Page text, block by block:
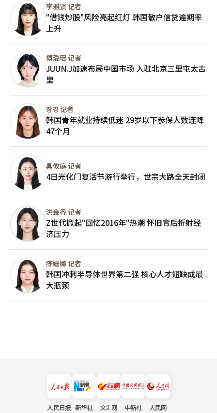
辱。韩国法院过去也曾多次认定，在特定语境下使用“鳐鱼”属于
侮辱性表达。 值得警惕的是，当这些原本具有强烈攻击性的词汇
进入校园后，它们的政治含义正在被不断淡化，而娱乐属性却不断
增强。 不少韩国学生坦言，他们使用这些词并非出于明确的政治
立场，也没有意识到其背后的歧视含义，只是因为“网上都这么
说”“玩梗而已”。 也正因如此，韩国教育界担忧的焦点，并非
学生主动传播仇恨，而是仇恨表达正在经历一种更隐蔽的转变，被
包装成娱乐、幽默和网络文化，逐渐演变为一种日常交流方式。
心理学研究普遍认为，青少年时期正是价值观和社会认知形成的关
键阶段。当带有攻击性的表达长期以“玩梗”“搞笑”“跟风”的
形式不断重复时，个体对其中歧视、偏见甚至暴力意味的敏感度会
逐渐下降，最终形成稳定的语言习惯。 对于教师而言，这也是最
令人担忧的地方。多位韩国教师表示，如今连小学低年级学生也开
始频繁使用这些网络词汇，而小学阶段形成的语言习惯，很可能一
直延续到中学乃至成年。当学生从未真正理解这些表达为何具有伤
生态。 近年来，YouTube、短视频平台以及匿名网络社区已成为
韩国青少年获取信息的重要渠道。为了争夺流量，不少内容创作者
不断制造更加夸张、更具冲击力的政治观点和网络梗，而算法推荐
机制又进一步放大了这些内容的传播范围。 对于尚未形成成熟判
断能力的未成年人而言，他们往往难以区分政治讽刺、网络亚文化
和恶意攻击之间的界限，而更容易将这些表达视为网络流行文化的
一部分进行模仿和复制。 一项针对教师开展的调查显示，在影响
学生使用歧视和仇恨表达的因素中，“网络社区影响”位居首位，
其后依次为同伴影响、媒体传播以及社会环境。这意味着，互联网
同样发现，TikTok、YouTube、Discord等平台不断将网络亚文化
带入校园。极端政治表达、性别对立、种族偏见乃至阴谋论，都可
能借助短视频、Meme（网络梗）等形式，以娱乐包装的方式进入
青少年的日常生活。 面对这一趋势，韩国教育界普遍认为，学校
正在陷入一种新的治理困境。 不少教师坦言，即便发现学生使用
权和课堂管理权，让教师能够依法开展价值观教育和纪律教育，也
有教育组织认为，更重要的是加强公民教育、历史教育以及媒体素
养教育，提高青少年辨别信息、理解公共议题和尊重多元价值的能
元。 政府同时还在研究统一补贴支付方式，将目前不同形式的补
贴全部改为现金发放，这将取消使用范围限制，进一步提高育儿家
庭资金使用的灵活性。 按照现行补贴标准计算，今年在首都圈地
区出生的头胎婴儿在满13周岁以前累计可获得3650万韩元的政府
补贴。 若今后对制度进行整合，而补贴金额和发放时间保持不
变，新的统一补贴有望大致采用以下方式发放：出生时一次性领取
200万至300万韩元，0岁期间每月领取110万韩元，1岁期间每月
领取60万韩元，此后至满13周岁，每月继续领取10万韩元。 不过
有意见认为，若仅更改补贴名称而不调整发放结构，民众实际体感
政策效果可能有限。因此，相关部门还在讨论是否将部分补贴提前
放方式。 政府强调，即使最终完成整合，补贴总金额不会低于现
行标准。由于“初次见面券”依据《低生育与老龄社会基本法》实
施，而父母补贴和儿童补贴则依据《儿童补贴法》，因此若实施统
一制度，还需要同步修改相关法律及预算体系。
李雅贤 记者
"借钱炒股"风险亮起红灯 韩国散户信贷逾期率
上升
傅璐瑶 记者
JUUN.J加速布局中国市场 入驻北京三里屯太古
里
장경 记者
韩国青年就业持续低迷 29岁以下参保人数连降
47个月
具攸庭 记者
4日光化门复活节游行举行，世宗大路全天封闭
洪金香 记者
Z世代掀起"回忆2016年"热潮 怀旧背后折射经
济压力
陈姗娜 记者
韩国冲刺半导体世界第二强 核心人才短缺成最
大瓶颈
人民日报 新华社 文汇网 中新社 人民网